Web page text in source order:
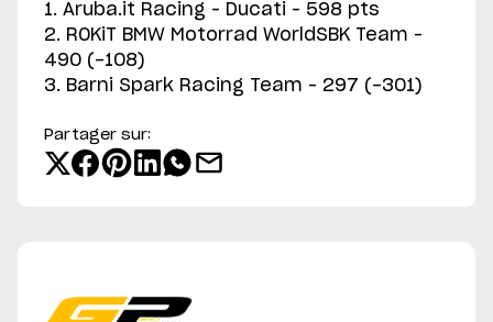
1. Aruba.it Racing – Ducati – 598 pts
2. ROKiT BMW Motorrad WorldSBK Team –
490 (-108)
3. Barni Spark Racing Team – 297 (-301)
Partager sur: